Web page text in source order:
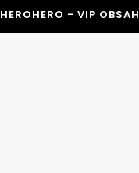
HEROHERO - VIP OBSAH